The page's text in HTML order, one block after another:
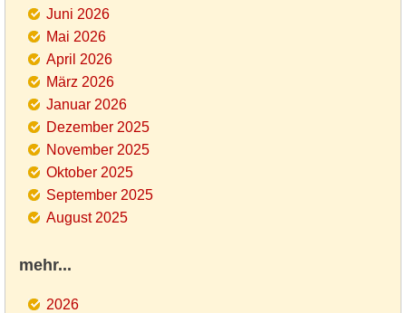
Juni 2026
Mai 2026
April 2026
März 2026
Januar 2026
Dezember 2025
November 2025
Oktober 2025
September 2025
August 2025
mehr...
2026